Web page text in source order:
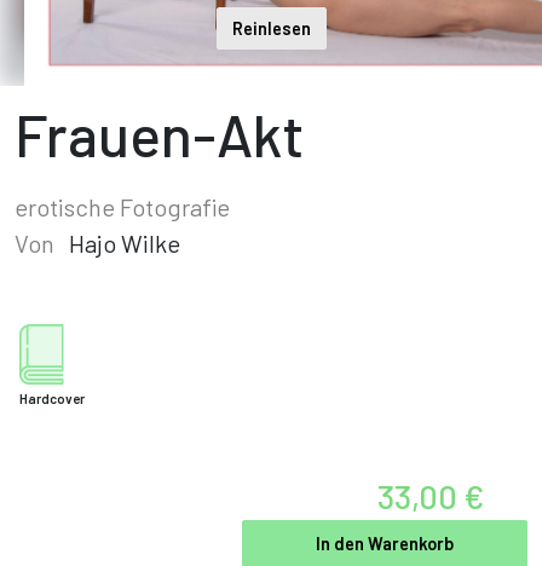
Reinlesen
Frauen-Akt
erotische Fotografie
Von
Hajo Wilke
Hardcover
33,00 €
In den Warenkorb